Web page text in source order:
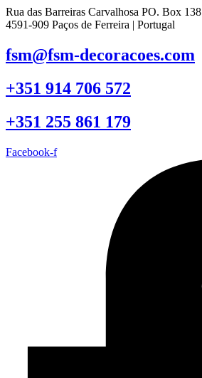
Rua das Barreiras Carvalhosa PO. Box 138
4591-909 Paços de Ferreira | Portugal
fsm@fsm-decoracoes.com
+351 914 706 572
+351 255 861 179
Facebook-f